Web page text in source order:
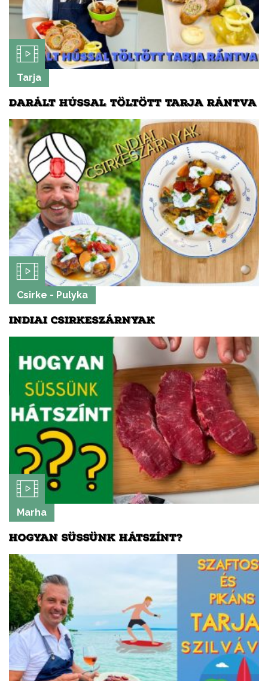
Tarja
DARÁLT HÚSSAL TÖLTÖTT TARJA RÁNTVA
Csirke - Pulyka
INDIAI CSIRKESZÁRNYAK
Marha
HOGYAN SÜSSÜNK HÁTSZÍNT?